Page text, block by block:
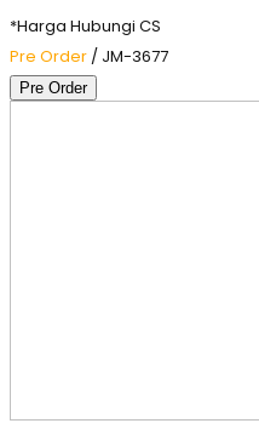
*Harga Hubungi CS
Pre Order / JM-3677
Pre Order